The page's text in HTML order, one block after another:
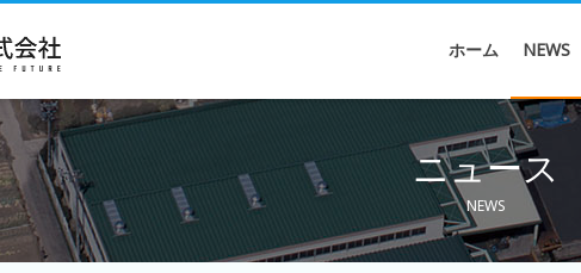
ホーム NEWS
ニュース
NEWS